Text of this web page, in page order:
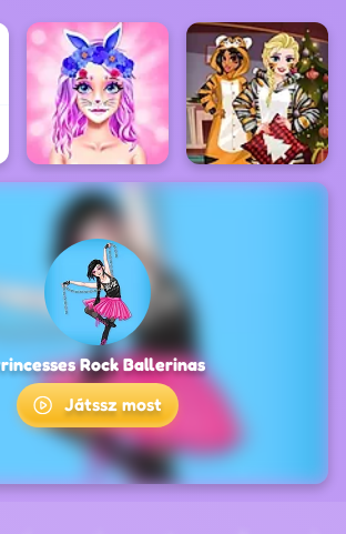
Rock Ballerinas
Játssz most